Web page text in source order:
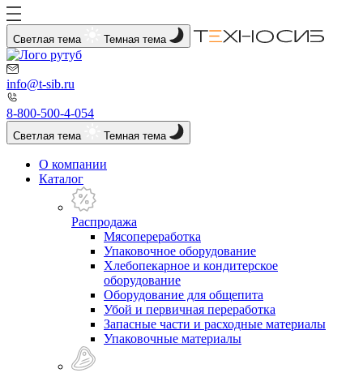
Светлая тема Темная тема
info@t-sib.ru
8-800-500-4-054
Светлая тема Темная тема
О компании
Каталог
Распродажа
Мясопереработка
Упаковочное оборудование
Хлебопекарное и кондитерское
оборудование
Оборудование для общепита
Убой и первичная переработка
Запасные части и расходные материалы
Упаковочные материалы